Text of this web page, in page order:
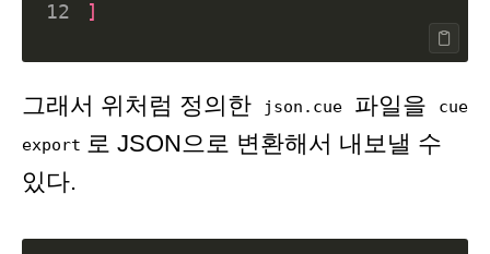
12
]
그래서 위처럼 정의한 json.cue 파일을
cue
export 로 JSON으로 변환해서 내보낼 수
있다.